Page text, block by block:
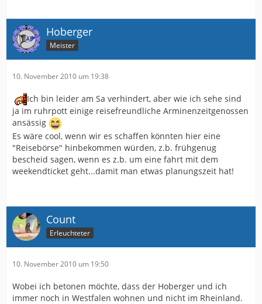
Hoberger
Meister
10. November 2010 um 19:38
Ich bin leider am Sa verhindert, aber wie ich sehe sind
ja im ruhrpott einige reisefreundliche Arminenzeitgenossen
ansässig
Es wäre cool, wenn wir es schaffen könnten hier eine
"Reisebörse" hinbekommen würden, z.b. frühgenug
bescheid sagen, wenn es z.b. um eine fahrt mit dem
weekendticket geht...damit man etwas planungszeit hat!
Count
Erleuchteter
10. November 2010 um 19:50
Wobei ich betonen möchte, dass der Hoberger und ich
immer noch in Westfalen wohnen und nicht im Rheinland.